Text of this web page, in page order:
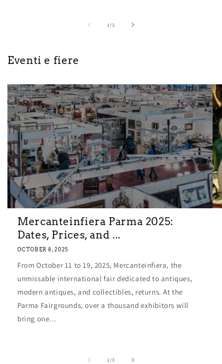
1/of
3
Eventi e fiere
Mercanteinfiera Parma 2025:
Dates, Prices, and ...
OCTOBER 8, 2025
From October 11 to 19, 2025, Mercanteinfiera, the
unmissable international fair dedicated to antiques,
modern antiques, and collectibles, returns. At the
Parma Fairgrounds, over a thousand exhibitors will
bring one...
1/of
3